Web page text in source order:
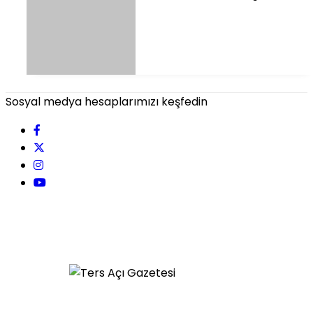
Sosyal medya hesaplarımızı keşfedin